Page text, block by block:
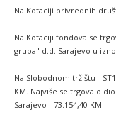
Na Kotaciji privrednih
Na Kotaciji fondova se
grupa" d.d. Sarajevo u
Na Slobodnom tržištu -
KM. Najviše se trgovalo
Sarajevo - 73.154,40 KM.